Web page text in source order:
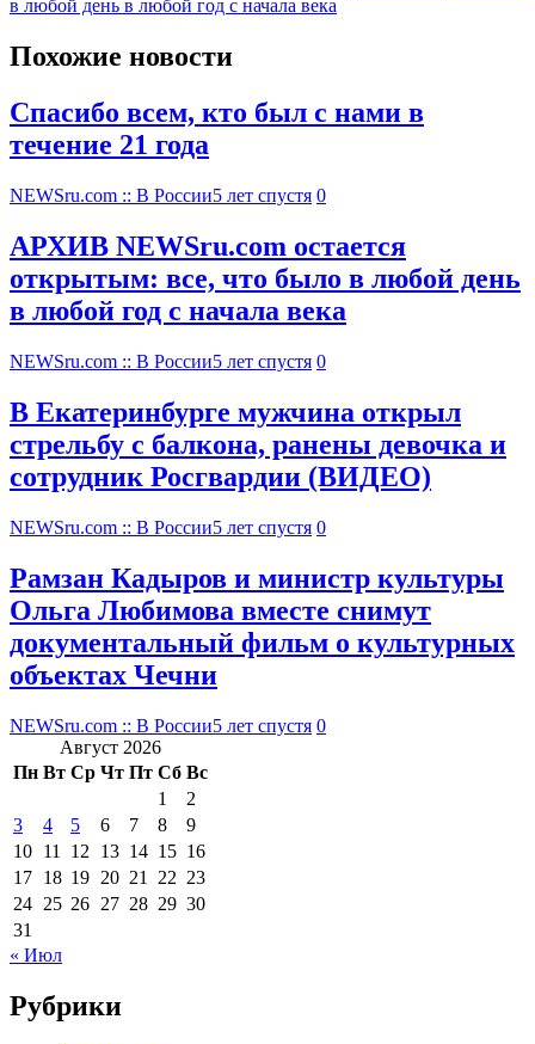
в любой день в любой год с начала века
Похожие новости
Спасибо всем, кто был с нами в
течение 21 года
NEWSru.com :: В России5 лет спустя 0
АРХИВ NEWSru.com остается
открытым: все, что было в любой день
в любой год с начала века
NEWSru.com :: В России5 лет спустя 0
В Екатеринбурге мужчина открыл
стрельбу с балкона, ранены девочка и
сотрудник Росгвардии (ВИДЕО)
NEWSru.com :: В России5 лет спустя 0
Рамзан Кадыров и министр культуры
Ольга Любимова вместе снимут
документальный фильм о культурных
объектах Чечни
NEWSru.com :: В России5 лет спустя 0
Август 2026
Пн Вт Ср Чт Пт Сб Вс
1
2
3
4 5 6 7 8
9
10 11 12 13 14 15 16
17 18 19 20 21 22 23
24 25 26 27 28 29 30
31
« Июл
Рубрики